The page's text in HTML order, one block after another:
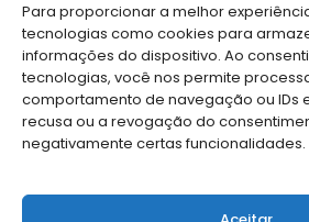
Para proporcionar a melhor
tecnologias como cookies para
informações do dispositivo. Ao
tecnologias, você nos permite
comportamento de navegação ou IDs
recusa ou a revogação do
negativamente certas funcionalidades.
CAMPANHAS
SERVIÇOS
FILIADAS
FALE